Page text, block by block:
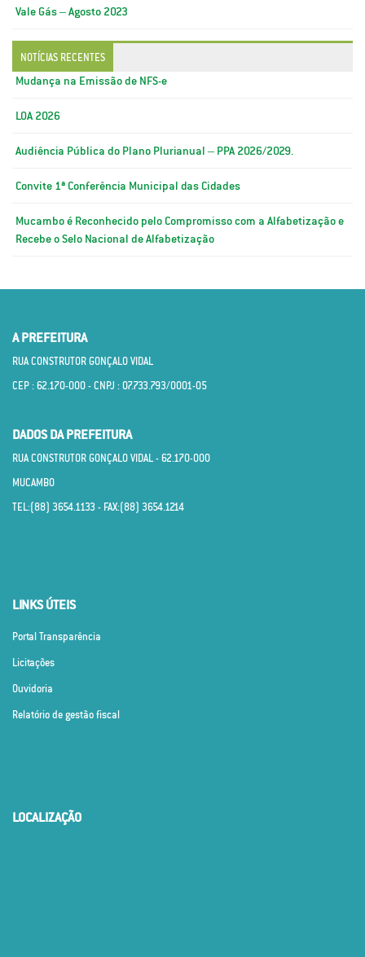
Vale Gás – Agosto 2023
NOTÍCIAS RECENTES
Mudança na Emissão de NFS-e
LOA 2026
Audiência Pública do Plano Plurianual – PPA 2026/2029.
Convite 1ª Conferência Municipal das Cidades
Mucambo é Reconhecido pelo Compromisso com a Alfabetização e
Recebe o Selo Nacional de Alfabetização
A PREFEITURA
RUA CONSTRUTOR GONÇALO VIDAL
CEP : 62.170­-000 - CNPJ : 07.733.793/0001­-05
DADOS DA PREFEITURA
RUA CONSTRUTOR GONÇALO VIDAL - 62.170­-000
MUCAMBO
TEL:(88) 3654.1133 - FAX:(88) 3654.1214
LINKS ÚTEIS
Portal Transparência
Licitações
Ouvidoria
Relatório de gestão fiscal
LOCALIZAÇÃO